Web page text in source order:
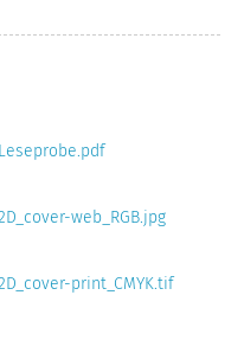
web_RGB.jpg
print_CMYK.tif